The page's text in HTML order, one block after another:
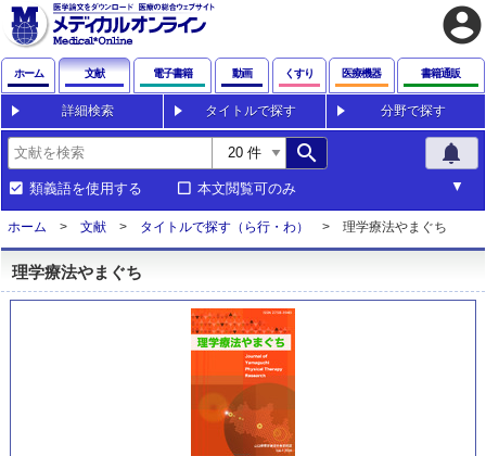
account_circle
ホーム 文献 電子書籍 動画 くすり 医療機器 書籍通販
詳細検索 タイトルで探す 分野で探す
search notifications
類義語を使用する 本文閲覧可のみ
ホーム 文献 タイトルで探す（ら行・わ） 理学療法やまぐち
理学療法やまぐち